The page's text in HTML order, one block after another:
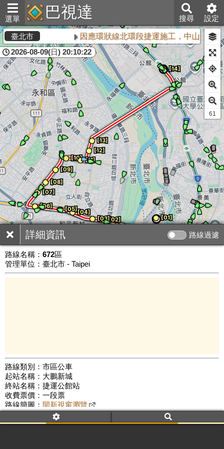
選單 巴視達 搜尋 設定
詳細資訊 路線過濾
路線名稱： 672區
管理單位：臺北市 - Taipei
路線類別：市區公車
起站名稱：大鵬新城
終站名稱：捷運公館站
收費票價：一段票
路線簡圖： 開新視窗瀏覽
附屬名稱：672區
臺北市 因應環狀線北環段捷運施工，中山區敬
2026-08-09(日) 20:10:22
公車數量: 累計4938、上線3950
60